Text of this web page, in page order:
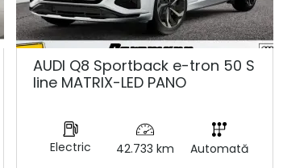
AUDI Q8 Sportback e-tron 50 S
line MATRIX-LED PANO
Electric 42.733 km Automată